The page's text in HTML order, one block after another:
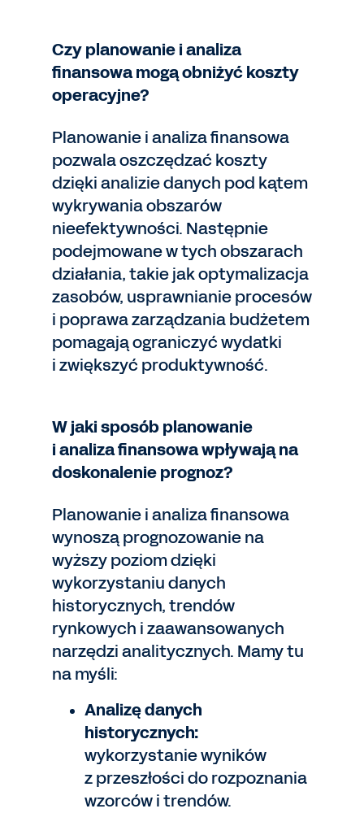
Czy planowanie i analiza
finansowa mogą obniżyć koszty
operacyjne?
Planowanie i analiza finansowa
pozwala oszczędzać koszty
dzięki analizie danych pod kątem
wykrywania obszarów
nieefektywności. Następnie
podejmowane w tych obszarach
działania, takie jak optymalizacja
zasobów, usprawnianie procesów
i poprawa zarządzania budżetem
pomagają ograniczyć wydatki
i zwiększyć produktywność.
W jaki sposób planowanie
i analiza finansowa wpływają na
doskonalenie prognoz?
Planowanie i analiza finansowa
wynoszą prognozowanie na
wyższy poziom dzięki
wykorzystaniu danych
historycznych, trendów
rynkowych i zaawansowanych
narzędzi analitycznych. Mamy tu
na myśli:
Analizę danych
historycznych:
wykorzystanie wyników
z przeszłości do rozpoznania
wzorców i trendów.